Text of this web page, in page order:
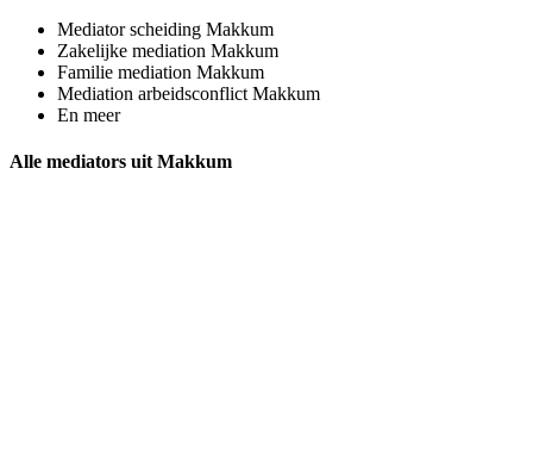
Mediator scheiding Makkum
Zakelijke mediation Makkum
Familie mediation Makkum
Mediation arbeidsconflict Makkum
En meer
Alle mediators uit Makkum